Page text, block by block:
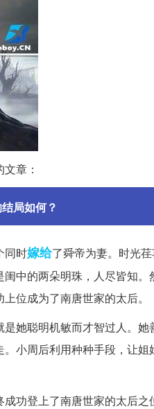
章：
局如何？
同时嫁给了舜帝为妻。时光
中的两朵明珠，人尽皆知
位成为了南唐世家的太后。
她聪明机敏而才智过人。
小周后利用种种手段，让
功登上了南唐世家的太后